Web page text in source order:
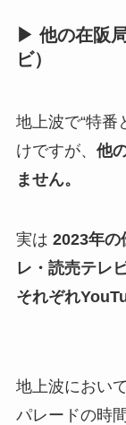
▶ 他の在阪
ビ）
地上波で“特番
けですが、 他
ません。
実は 2023年の
レ・読売テレ
それぞれ
地上波におい
パレードの時